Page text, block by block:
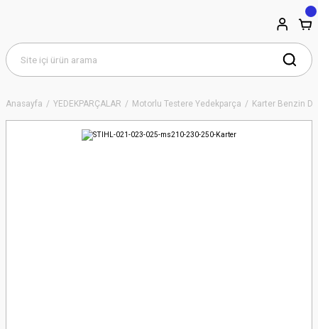
Anasayfa YEDEKPARÇALAR Motorlu Testere Yedekparça Karter Benzin